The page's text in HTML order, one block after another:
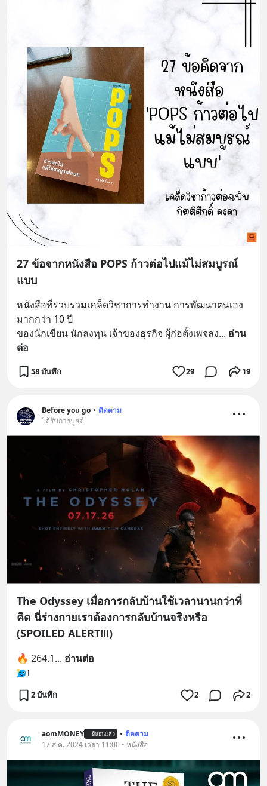
27 ข้อจากหนังสือ POPS ก้าวต่อไปแม้ไม่สมบูรณ์
แบบ
หนังสือที่รวบรวมเคล็ดวิชาการทำงาน การพัฒนาตนเอง
มากกว่า 10 ปี
ของนักเขียน นักลงทุน เจ้าของธุรกิจ ผุ้ก่อตั้งเพจลง... อ่าน
ต่อ
58 บันทึก 29 19
Before you go • ติดตาม
ได้รับการบูสต์
The Odyssey เมื่อการกลับบ้านใช้เวลานานกว่าที่
คิด นี่ร่างกายเราต้องการกลับบ้านจริงหรือ
(SPOILED ALERT!!!)
🔥 264.1... อ่านต่อ
1
2 บันทึก 2 2
aomMONEY ยืนยันแล้ว • ติดตาม
17 ส.ค. 2024 เวลา 11:00 • หนังสือ